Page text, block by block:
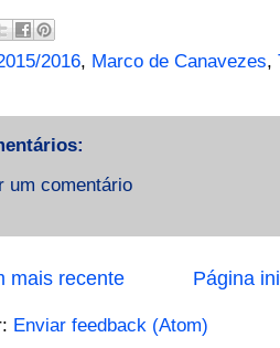
2016, Marco de Canavezes,
um comentário
mais recente Página
Enviar feedback (Atom)